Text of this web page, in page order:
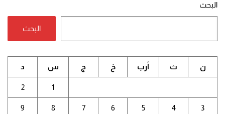
البحث
البحث
ن ث أرب خ ج س د
1
2
3
4
5
6
7
8
9